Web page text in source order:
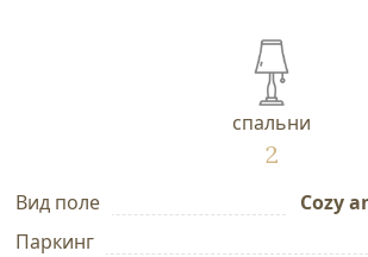
спальни
2
Вид поле
Cozy
Паркинг